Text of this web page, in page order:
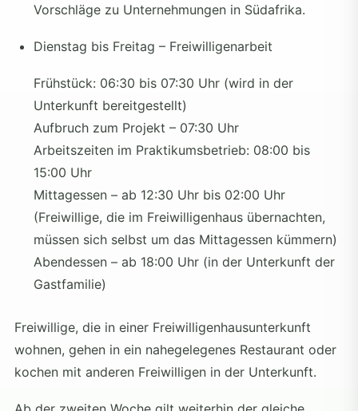
Vorschläge zu Unternehmungen in Südafrika.
Dienstag bis Freitag – Freiwilligenarbeit
Frühstück: 06:30 bis 07:30 Uhr (wird in der
Unterkunft bereitgestellt)
Aufbruch zum Projekt – 07:30 Uhr
Arbeitszeiten im Praktikumsbetrieb: 08:00 bis
15:00 Uhr
Mittagessen – ab 12:30 Uhr bis 02:00 Uhr
(Freiwillige, die im Freiwilligenhaus übernachten,
müssen sich selbst um das Mittagessen kümmern)
Abendessen – ab 18:00 Uhr (in der Unterkunft der
Gastfamilie)
Freiwillige, die in einer Freiwilligenhausunterkunft
wohnen, gehen in ein nahegelegenes Restaurant oder
kochen mit anderen Freiwilligen in der Unterkunft.